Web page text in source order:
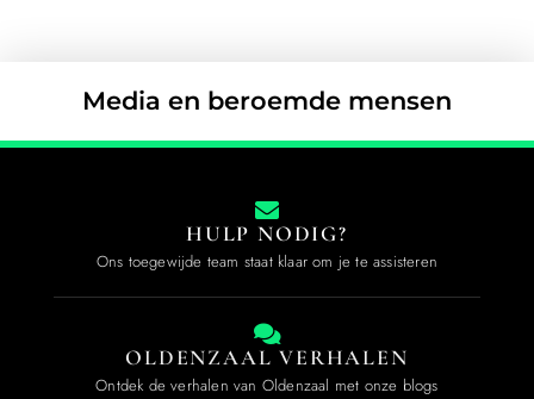
Media en beroemde mensen
HULP NODIG?
Ons toegewijde team staat klaar om je te assisteren
OLDENZAAL VERHALEN
Ontdek de verhalen van Oldenzaal met onze blogs